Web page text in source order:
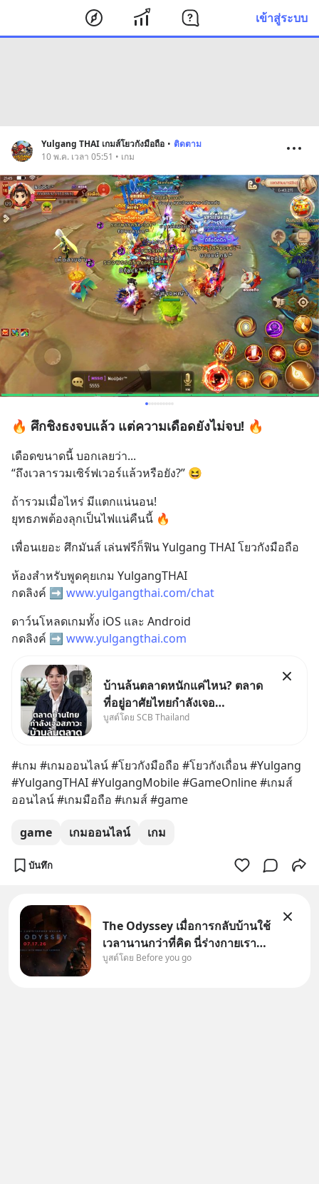
เข้าสู่ระบบ
Yulgang THAI เกมส์โยวกังมือถือ • ติดตาม
10 พ.ค. เวลา 05:51 • เกม
🔥 ศึกชิงธงจบแล้ว แต่ความเดือดยังไม่จบ! 🔥
เดือดขนาดนี้ บอกเลยว่า...
“ถึงเวลารวมเซิร์ฟเวอร์แล้วหรือยัง?” 😆
ถ้ารวมเมื่อไหร่ มีแตกแน่นอน!
ยุทธภพต้องลุกเป็นไฟแน่คืนนี้ 🔥
เพื่อนเยอะ ศึกมันส์ เล่นฟรีก็ฟิน Yulgang THAI โยวกังมือถือ
ห้องสำหรับพูดคุยเกม YulgangTHAI
กดลิงค์ ➡️ www.yulgangthai.com/chat
ดาว์นโหลดเกมทั้ง iOS และ Android
กดลิงค์ ➡️ www.yulgangthai.com
บ้านล้นตลาดหนักแค่ไหน? ตลาด
ที่อยู่อาศัยไทยกำลังเจอ
Oversupply หนักกว่าที่คิด และ
#บ้านล้นตลาด #เศรษฐกิจไทย
#EICAround #SCBThailand
สามารถดูคลิปท
บูสต์โดย SCB Thailand
#เกม #เกมออนไลน์ #โยวกังมือถือ #โยวกังเถื่อน #Yulgang
#YulgangTHAI #YulgangMobile #GameOnline #เกมส์
ออนไลน์ #เกมมือถือ #เกมส์ #game
game เกมออนไลน์ เกม
บันทึก
The Odyssey เมื่อการกลับบ้านใช้
เวลานานกว่าที่คิด นี่ร่างกายเรา
ต้องการกลับบ้านจริงหรือ
บูสต์โดย Before you go